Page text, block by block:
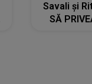
Savali și
SĂ